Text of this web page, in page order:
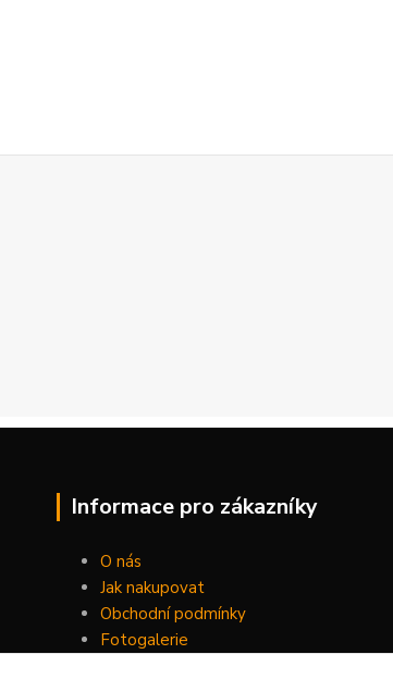
Informace pro zákazníky
O nás
Jak nakupovat
Obchodní podmínky
Fotogalerie